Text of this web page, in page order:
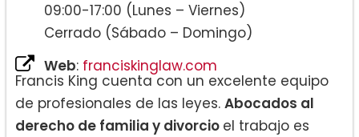
09:00-17:00 (Lunes – Viernes)
Cerrado (Sábado – Domingo)
Web: franciskinglaw.com
Francis King cuenta con un excelente equipo
de profesionales de las leyes. Abocados al
derecho de familia y divorcio el trabajo es